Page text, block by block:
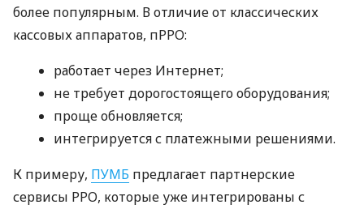
более популярным. В отличие от классических
кассовых аппаратов, пРРО:
работает через Интернет;
не требует дорогостоящего оборудования;
проще обновляется;
интегрируется с платежными решениями.
К примеру, ПУМБ предлагает партнерские
сервисы РРО, которые уже интегрированы с